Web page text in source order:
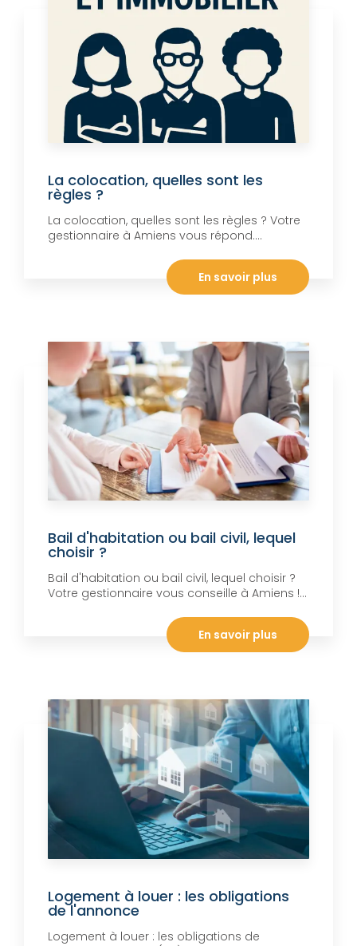
La colocation, quelles sont les
règles ?
La colocation, quelles sont les règles ? Votre
gestionnaire à Amiens vous répond....
En savoir plus
Bail d'habitation ou bail civil, lequel
choisir ?
Bail d'habitation ou bail civil, lequel choisir ?
Votre gestionnaire vous conseille à Amiens !...
En savoir plus
Logement à louer : les obligations
de l'annonce
Logement à louer : les obligations de